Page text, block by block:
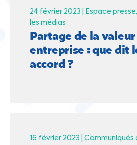
24 février 2023 | Espace presse
les médias
Partage de la
entreprise : que dit
accord ?
16 février 2023 | Communiqués